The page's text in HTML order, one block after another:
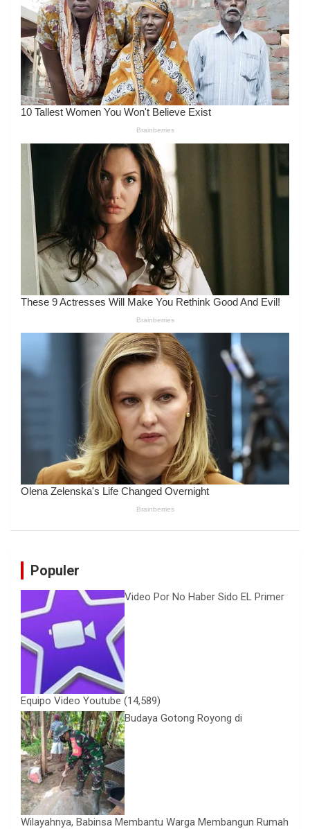
Populer
Video Por No Haber Sido EL Primer
Equipo Video Youtube (14,589)
Budaya Gotong Royong di
Wilayahnya, Babinsa Membantu Warga Membangun Rumah